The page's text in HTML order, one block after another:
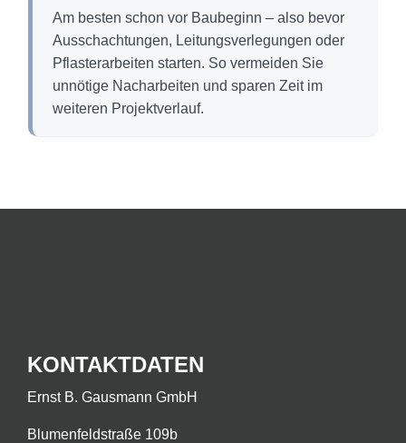
Am besten schon vor Baubeginn – also bevor
Ausschachtungen, Leitungsverlegungen oder
Pflasterarbeiten starten. So vermeiden Sie
unnötige Nacharbeiten und sparen Zeit im
weiteren Projektverlauf.
KONTAKTDATEN
Ernst B. Gausmann GmbH
Blumenfeldstraße 109b